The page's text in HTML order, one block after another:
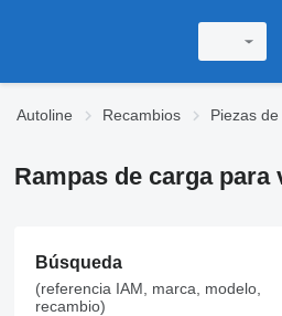
Autoline Recambios Piezas
Rampas de carga
Búsqueda
(referencia IAM, marca, modelo,
recambio)